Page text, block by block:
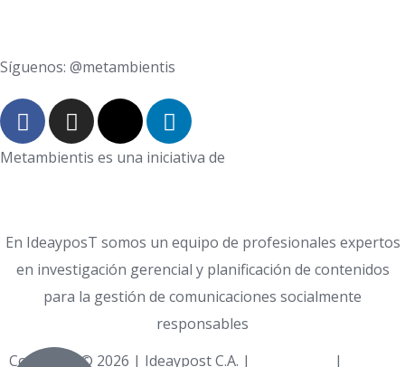
Síguenos: @metambientis
Metambientis es una iniciativa de
En IdeayposT somos un equipo de profesionales expertos
en investigación gerencial y planificación de contenidos
para la gestión de comunicaciones socialmente
responsables
Copyright © 2026 | Ideaypost C.A. |
|